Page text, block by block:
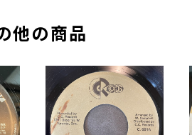
他の商品